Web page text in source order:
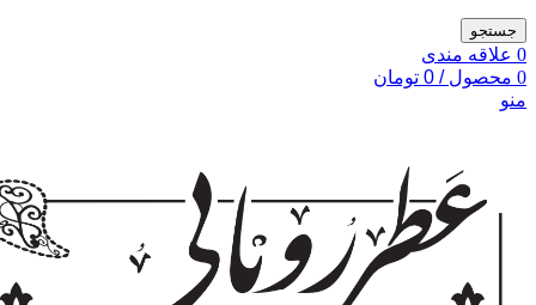
جستجو
0 علاقه مندی
0 محصول /
0 تومان
منو